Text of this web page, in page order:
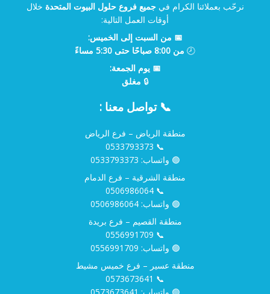
نرحّب بعملائنا الكرام فيجميع فروع حلول البيوت المتحدة خلال
أوقات العمل التالية:
📅 من السبت إلى الخميس:
🕗 من 8:00 صباحًا حتى 5:30 مساءً
📅 يوم الجمعة:
🔒 مغلق
📞 تواصل معنا :
منطقة الرياض – فرع الرياض
📞
0533793373
🟢 واتساب: 0533793373
منطقة الشرقية – فرع الدمام
📞
0506986064
🟢 واتساب:0506986064
منطقة القصيم – فرع بريدة
📞
🟢 واتساب: 0556991709
منطقة عسير – فرع خميس مشيط
📞
0573673641
🟢 واتساب: 0573673641